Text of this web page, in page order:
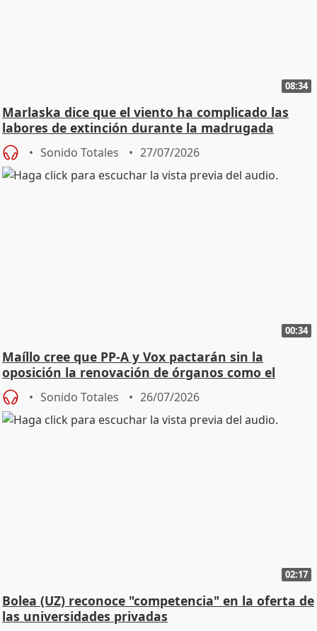
08:34
Marlaska dice que el viento ha complicado las
labores de extinción durante la madrugada
Sonido Totales 27/07/2026
00:34
Maíllo cree que PP-A y Vox pactarán sin la
oposición la renovación de órganos como el
Defensor
Sonido Totales 26/07/2026
02:17
Bolea (UZ) reconoce "competencia" en la oferta de
las universidades privadas